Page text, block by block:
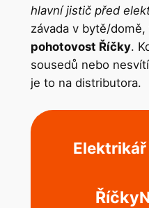
hlavní jistič před
závada v bytě/domě,
pohotovost Říčky.
sousedů nebo
je to na distributora.
Říčky